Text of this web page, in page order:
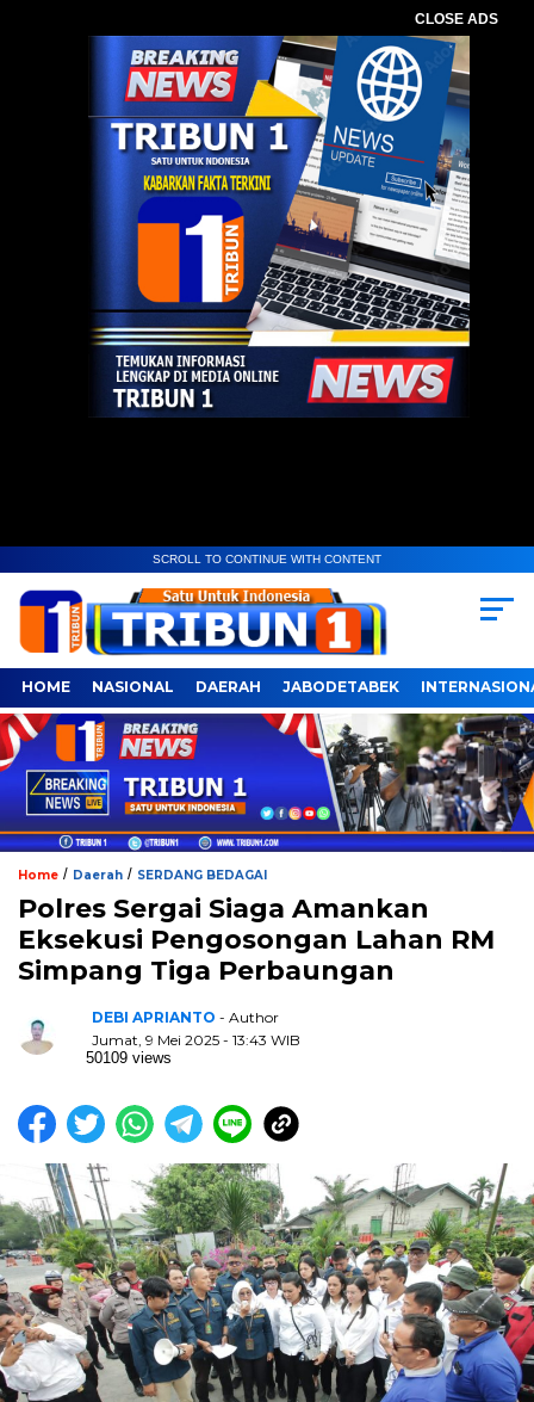
CLOSE ADS
SCROLL TO CONTINUE WITH CONTENT
HOME NASIONAL DAERAH JABODETABEK
Home / Daerah / SERDANG BEDAGAI
Polres Sergai Siaga Amankan
Eksekusi Pengosongan Lahan RM
Simpang Tiga Perbaungan
DEBI APRIANTO - Author
Jumat, 9 Mei 2025 - 13:43 WIB
50109 views